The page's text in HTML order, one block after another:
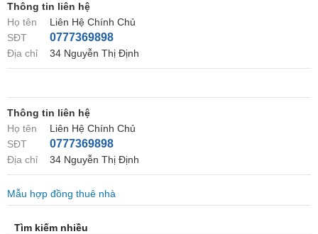
Thông tin liên hệ
Họ tên
Liên Hệ Chính Chủ
SĐT
0777369898
Địa chỉ 34 Nguyễn Thị Định
Thông tin liên hệ
Họ tên
Liên Hệ Chính Chủ
SĐT
0777369898
Địa chỉ 34 Nguyễn Thị Định
Mẫu hợp đồng thuê nhà
Tìm kiếm nhiều